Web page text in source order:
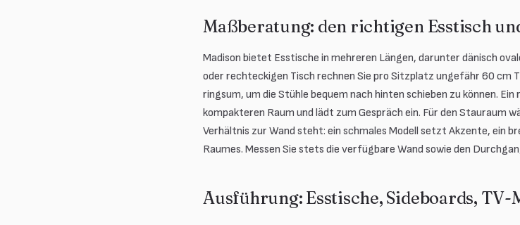
Maßberatung: den richtigen Esstisch
Madison bietet Esstische in mehreren Längen, darunter dänisch
oder rechteckigen Tisch rechnen Sie pro Sitzplatz ungefähr 60 cm
ringsum, um die Stühle bequem nach hinten schieben zu können.
kompakteren Raum und lädt zum Gespräch ein. Für den Stauraum
Verhältnis zur Wand steht: ein schmales Modell setzt Akzente, ein
Raumes. Messen Sie stets die verfügbare Wand sowie den
Ausführung: Esstische, Sideboards, TV-